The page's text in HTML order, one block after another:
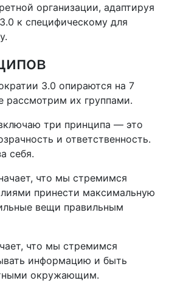
организации, адаптируя
к специфическому для
3.0 опираются на 7
рассмотрим их группами.
три принципа — это
и ответственность.
себя.
что мы стремимся
принести максимальную
вещи правильным
что мы стремимся
информацию и быть
окружающим.